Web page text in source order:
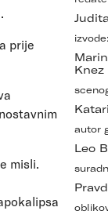
prije
misli.
izvode:
Knez
autor
Leo